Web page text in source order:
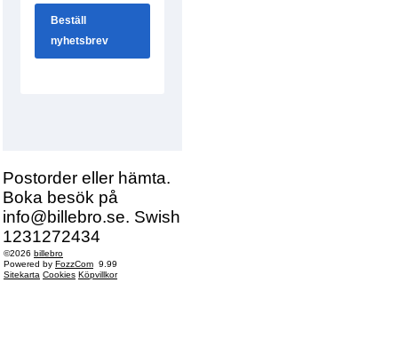
Postorder eller hämta.
Boka besök på
info@billebro.se. Swish
1231272434
©2026 billebro
Powered by FozzCom 9.99
Sitekarta Cookies Köpvillkor